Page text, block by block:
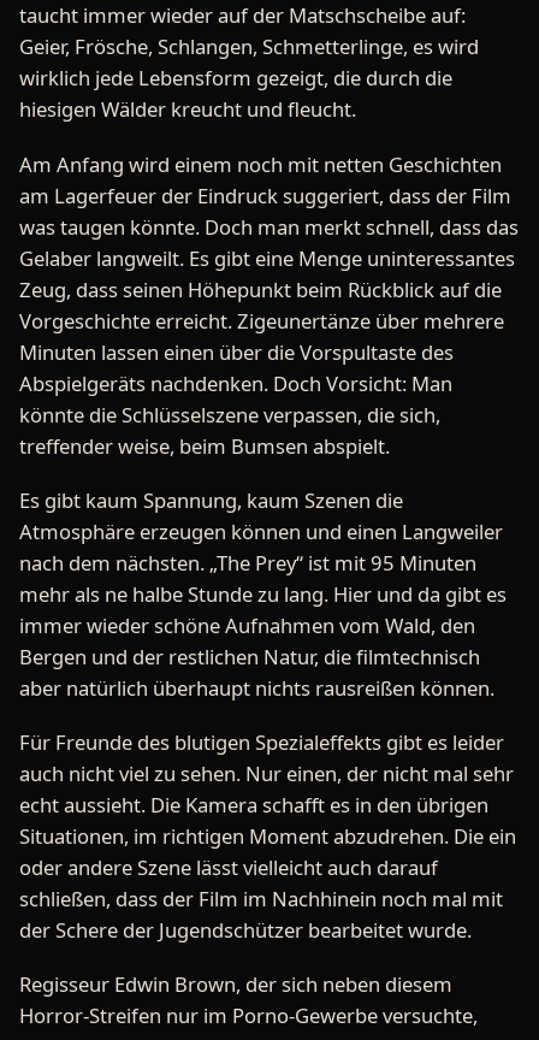
taucht immer wieder auf der Matschscheibe auf:
Geier, Frösche, Schlangen, Schmetterlinge, es wird
wirklich jede Lebensform gezeigt, die durch die
hiesigen Wälder kreucht und fleucht.
Am Anfang wird einem noch mit netten Geschichten
am Lagerfeuer der Eindruck suggeriert, dass der Film
was taugen könnte. Doch man merkt schnell, dass das
Gelaber langweilt. Es gibt eine Menge uninteressantes
Zeug, dass seinen Höhepunkt beim Rückblick auf die
Vorgeschichte erreicht. Zigeunertänze über mehrere
Minuten lassen einen über die Vorspultaste des
Abspielgeräts nachdenken. Doch Vorsicht: Man
könnte die Schlüsselszene verpassen, die sich,
treffender weise, beim Bumsen abspielt.
Es gibt kaum Spannung, kaum Szenen die
Atmosphäre erzeugen können und einen Langweiler
nach dem nächsten. „The Prey“ ist mit 95 Minuten
mehr als ne halbe Stunde zu lang. Hier und da gibt es
immer wieder schöne Aufnahmen vom Wald, den
Bergen und der restlichen Natur, die filmtechnisch
aber natürlich überhaupt nichts rausreißen können.
Für Freunde des blutigen Spezialeffekts gibt es leider
auch nicht viel zu sehen. Nur einen, der nicht mal sehr
echt aussieht. Die Kamera schafft es in den übrigen
Situationen, im richtigen Moment abzudrehen. Die ein
oder andere Szene lässt vielleicht auch darauf
schließen, dass der Film im Nachhinein noch mal mit
der Schere der Jugendschützer bearbeitet wurde.
Regisseur Edwin Brown, der sich neben diesem
Horror-Streifen nur im Porno-Gewerbe versuchte,